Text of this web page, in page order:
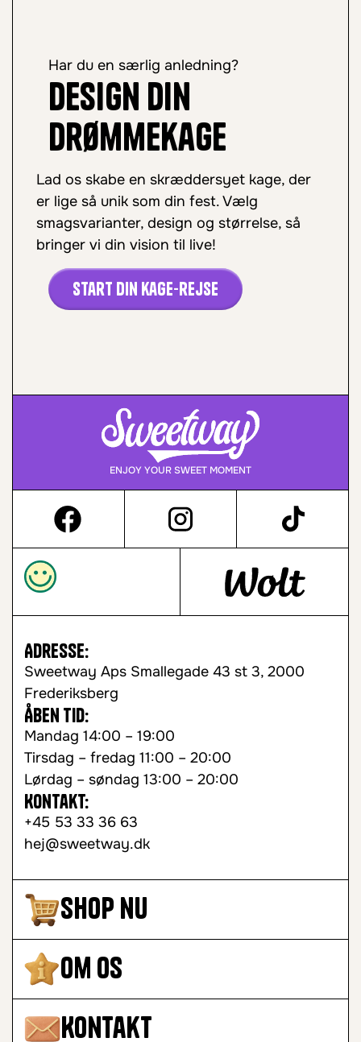
Har du en særlig anledning?
Design din
drømmekage
Lad os skabe en skræddersyet kage, der
er lige så unik som din fest. Vælg
smagsvarianter, design og størrelse, så
bringer vi din vision til live!
Start din kage-rejse
Shop nu
Om os
Kontakt
Adresse:
Sweetway Aps Smallegade 43 st 3, 2000
Frederiksberg
Åben tid:
Mandag 14:00 – 19:00
Tirsdag – fredag 11:00 – 20:00
Lørdag – søndag 13:00 – 20:00
Kontakt:
+45 53 33 36 63
hej@sweetway.dk
ENJOY YOUR SWEET MOMENT